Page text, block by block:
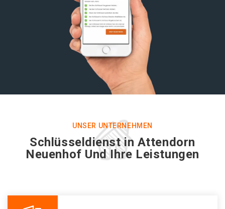
UNSER UNTERNEHMEN
Schlüsseldienst in Attendorn
Neuenhof Und Ihre Leistungen